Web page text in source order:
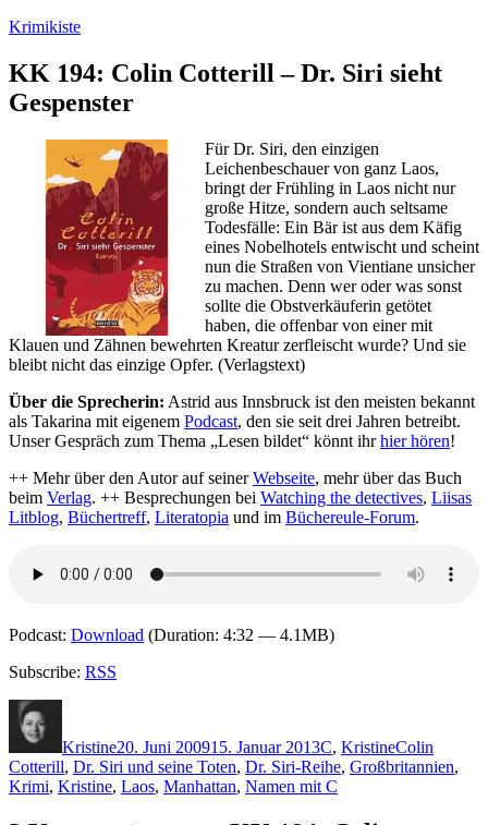
Zum
springen
Krimikiste
KK 194: Colin Cotterill – Dr. Siri sieht
Gespenster
Für Dr. Siri, den einzigen
Leichenbeschauer von ganz Laos,
bringt der Frühling in Laos nicht nur
große Hitze, sondern auch seltsame
Todesfälle: Ein Bär ist aus dem Käfig
eines Nobelhotels entwischt und scheint
nun die Straßen von Vientiane unsicher
zu machen. Denn wer oder was sonst
sollte die Obstverkäuferin getötet
haben, die offenbar von einer mit
Klauen und Zähnen bewehrten Kreatur zerfleischt wurde? Und sie
bleibt nicht das einzige Opfer. (Verlagstext)
Über die Sprecherin: Astrid aus Innsbruck ist den meisten bekannt
als Takarina mit eigenem Podcast, den sie seit drei Jahren betreibt.
Unser Gespräch zum Thema „Lesen bildet“ könnt ihrhier hören!
++ Mehr über den Autor auf seinerWebseite, mehr über das Buch
beim Verlag. ++ Besprechungen bei Watching the detectives, Liisas
Litblog, Büchertreff, Literatopia und im Büchereule-Forum.
Podcast: Download (Duration: 4:32 — 4.1MB)
Subscribe: RSS
Kristine20. Juni 200915. Januar 2013C, KristineColin
Cotterill, Dr. Siri und seine Toten, Dr. Siri-Reihe, Großbritannien,
Krimi, Kristine, Laos, Manhattan, Namen mit C